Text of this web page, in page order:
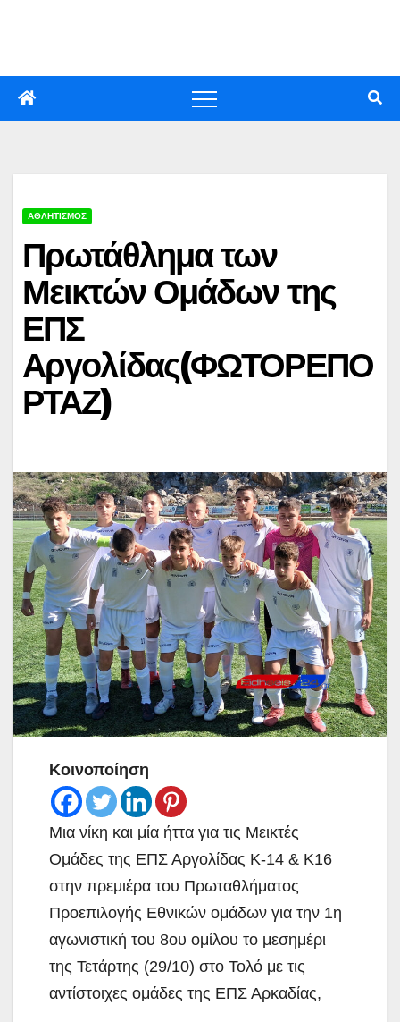
ΑΘΛΗΤΙΣΜΟΣ
Πρωτάθλημα των
Μεικτών Ομάδων της
ΕΠΣ
Αργολίδας(ΦΩΤΟΡΕΠΟ
ΡΤΑΖ)
Κοινοποίηση
Mια νίκη και μία ήττα για τις Μεικτές
Ομάδες της ΕΠΣ Αργολίδας Κ-14 & Κ16
στην πρεμιέρα του Πρωταθλήματος
Προεπιλογής Εθνικών ομάδων για την 1η
αγωνιστική του 8ου ομίλου το μεσημέρι
της Τετάρτης (29/10) στο Τολό με τις
αντίστοιχες ομάδες της ΕΠΣ Αρκαδίας,